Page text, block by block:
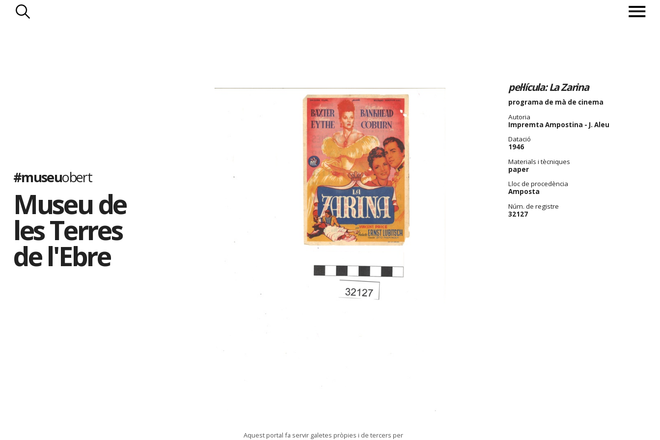
#museuobert
Museu de
les Terres
de l'Ebre
pel·lícula: La Zarina
programa de mà de cinema
Autoria
Impremta Ampostina - J. Aleu
Datació
1946
Materials i tècniques
paper
Lloc de procedència
Amposta
Núm. de registre
32127
Aquest portal fa servir galetes pròpies i de tercers per